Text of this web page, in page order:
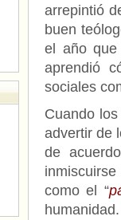
arrepintió
buen
el año que
aprendió
sociales
Cuando
advertir de
de
como el “